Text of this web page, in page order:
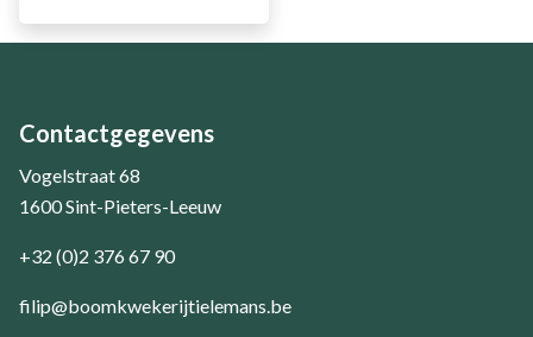
Contactgegevens
Vogelstraat 68
1600 Sint-Pieters-Leeuw
+32 (0)2 376 67 90
filip@boomkwekerijtielemans.be